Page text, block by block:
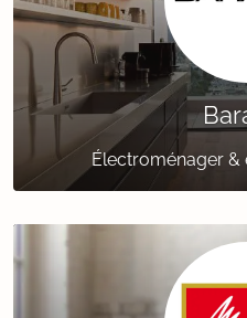
Électroménager &